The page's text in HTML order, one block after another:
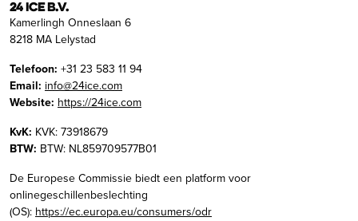
24 ICE B.V.
Kamerlingh Onneslaan 6
8218 MA Lelystad
Telefoon: +31 23 583 11 94
Email: info@24ice.com
Website: https://24ice.com
KvK: KVK: 73918679
BTW: BTW: NL859709577B01
De Europese Commissie biedt een platform voor
onlinegeschillenbeslechting
(OS): https://ec.europa.eu/consumers/odr